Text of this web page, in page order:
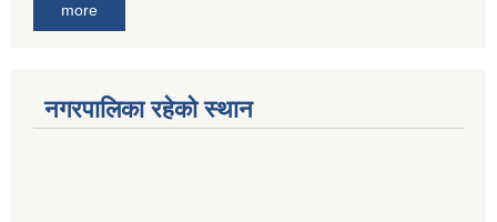
more
नगरपालिका रहेको स्थान